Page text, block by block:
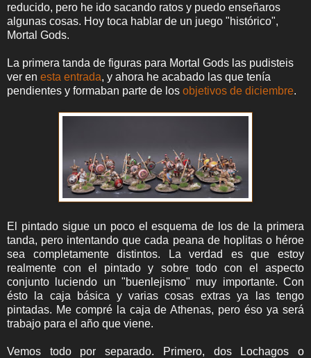
reducido, pero he ido sacando ratos y puedo enseñaros
algunas cosas. Hoy toca hablar de un juego "histórico",
Mortal Gods.
La primera tanda de figuras para Mortal Gods las pudisteis
ver en esta entrada, y ahora he acabado las que tenía
pendientes y formaban parte de los objetivos de diciembre.
El pintado sigue un poco el esquema de los de la primera
tanda, pero intentando que cada peana de hoplitas o héroe
sea completamente distintos. La verdad es que estoy
realmente con el pintado y sobre todo con el aspecto
conjunto luciendo un "buenlejismo" muy importante. Con
ésto la caja básica y varias cosas extras ya las tengo
pintadas. Me compré la caja de Athenas, pero éso ya será
trabajo para el año que viene.
Vemos todo por separado. Primero, dos Lochagos o